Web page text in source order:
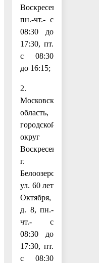
Воскресенск,
пн.-чт.- с
08:30 до
17:30, пт.
с 08:30
до 16:15;
2.
Московская
область,
городской
округ
Воскресенск,
г.
Белоозерский,
ул. 60 лет
Октября,
д. 8, пн.-
чт.- с
08:30 до
17:30, пт.
с 08:30